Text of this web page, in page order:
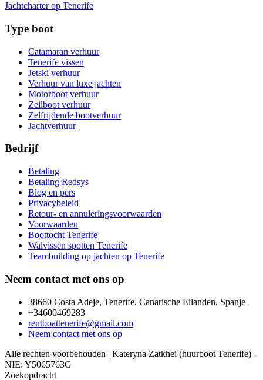
Jachtcharter op Tenerife
Type boot
Catamaran verhuur
Tenerife vissen
Jetski verhuur
Verhuur van luxe jachten
Motorboot verhuur
Zeilboot verhuur
Zelfrijdende bootverhuur
Jachtverhuur
Bedrijf
Betaling
Betaling Redsys
Blog en pers
Privacybeleid
Retour- en annuleringsvoorwaarden
Voorwaarden
Boottocht Tenerife
Walvissen spotten Tenerife
Teambuilding op jachten op Tenerife
Neem contact met ons op
38660 Costa Adeje, Tenerife, Canarische Eilanden, Spanje
+34600469283
rentboattenerife@gmail.com
Neem contact met ons op
Alle rechten voorbehouden | Kateryna Zatkhei (huurboot Tenerife) -
NIE: Y5065763G
Zoekopdracht